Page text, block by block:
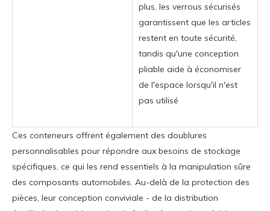
plus, les verrous sécurisés
garantissent que les articles
restent en toute sécurité,
tandis qu'une conception
pliable aide à économiser
de l'espace lorsqu'il n'est
pas utilisé
Ces conteneurs offrent également des doublures
personnalisables pour répondre aux besoins de stockage
spécifiques, ce qui les rend essentiels à la manipulation sûre
des composants automobiles. Au-delà de la protection des
pièces, leur conception conviviale - de la distribution